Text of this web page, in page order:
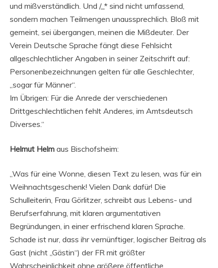
und mißverständlich. Und /_* sind nicht umfassend,
sondern machen Teilmengen unaussprechlich. Bloß mit
gemeint, sei übergangen, meinen die Mißdeuter. Der
Verein Deutsche Sprache fängt diese Fehlsicht
allgeschlechtlicher Angaben in seiner Zeitschrift auf:
Personenbezeichnungen gelten für alle Geschlechter,
„sogar für Männer“.
Im Übrigen: Für die Anrede der verschiedenen
Drittgeschlechtlichen fehlt Anderes, im Amtsdeutsch
Diverses.“
Helmut Helm aus Bischofsheim:
„Was für eine Wonne, diesen Text zu lesen, was für ein
Weihnachtsgeschenk! Vielen Dank dafür! Die
Schulleiterin, Frau Görlitzer, schreibt aus Lebens- und
Berufserfahrung, mit klaren argumentativen
Begründungen, in einer erfrischend klaren Sprache.
Schade ist nur, dass ihr vernünftiger, logischer Beitrag als
Gast (nicht „Gästin“) der FR mit größter
Wahrscheinlichkeit ohne größere öffentliche